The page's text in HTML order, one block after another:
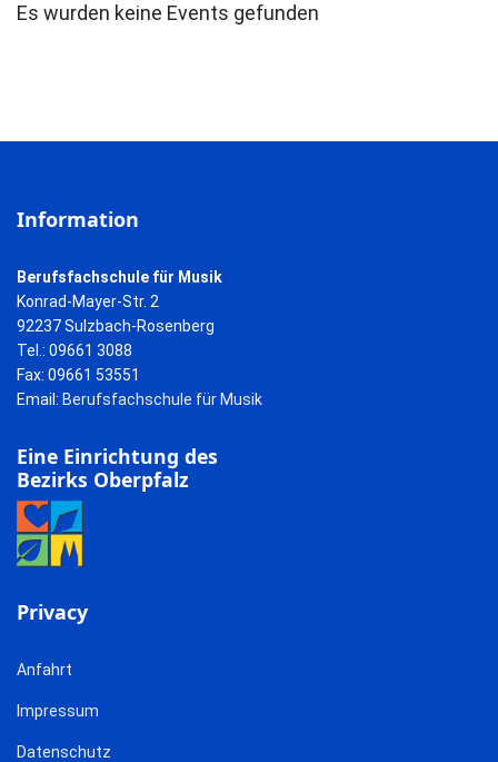
Es wurden keine Events gefunden
Information
Berufsfachschule für Musik
Konrad-Mayer-Str. 2
92237 Sulzbach-Rosenberg
Tel.: 09661 3088
Fax: 09661 53551
Email: Berufsfachschule für Musik
Eine Einrichtung des
Bezirks Oberpfalz
Privacy
Anfahrt
Impressum
Datenschutz